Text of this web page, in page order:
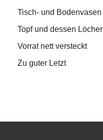
Tisch- und Bodenvasen
Topf und dessen Löcher
Vorrat nett versteckt
Zu guter Letzt